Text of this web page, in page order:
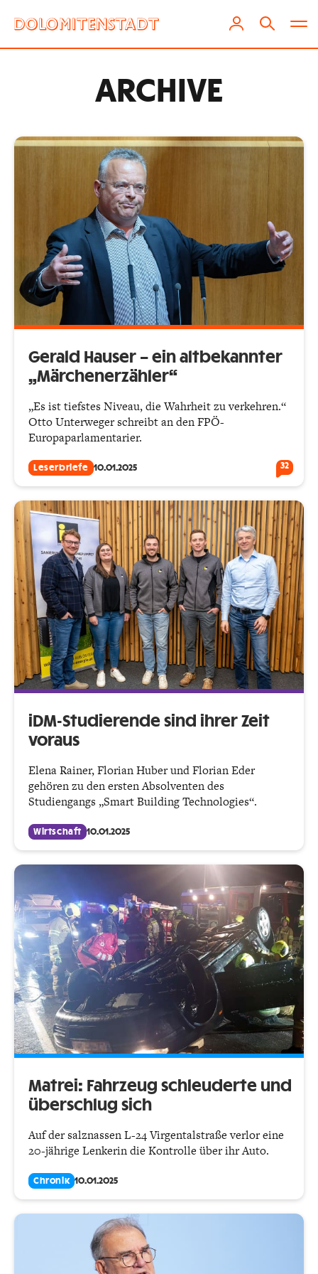
ARCHIVE
Gerald Hauser – ein altbekann­ter
„Märchenerzähler“
„Es ist tiefstes Niveau, die Wahrheit zu verkehren.“
Otto Unterweger schreibt an den FPÖ-
Europaparlamentarier.
Leserbriefe 10.01.2025 32
iDM-Studierende sind ihrer Zeit
voraus
Elena Rainer, Florian Huber und Florian Eder
gehören zu den ersten Absolventen des
Studiengangs „Smart Building Technologies“.
Wirtschaft 10.01.2025
Matrei: Fahrzeug schleuderte und
überschlug sich
Auf der salznassen L-24 Virgentalstraße verlor eine
20-jährige Lenkerin die Kontrolle über ihr Auto.
Chronik 10.01.2025